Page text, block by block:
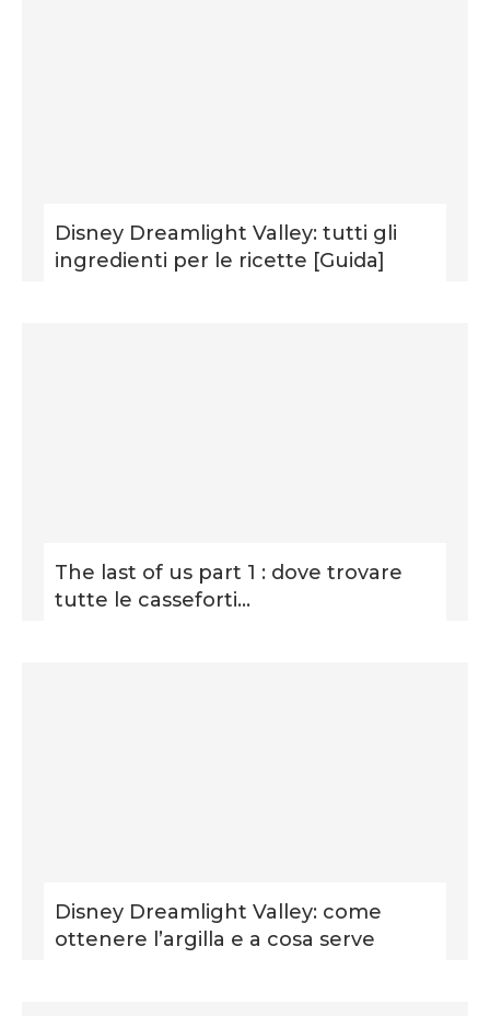
Disney Dreamlight Valley: tutti gli
ingredienti per le ricette [Guida]
The last of us part 1 : dove trovare
tutte le casseforti...
Disney Dreamlight Valley: come
ottenere l’argilla e a cosa serve